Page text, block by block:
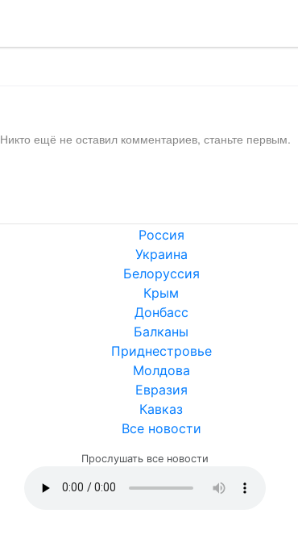
Никто ещё не оставил комментариев, станьте первым.
Россия
Украина
Белоруссия
Крым
Донбасс
Балканы
Приднестровье
Молдова
Евразия
Кавказ
Все новости
Прослушать все новости